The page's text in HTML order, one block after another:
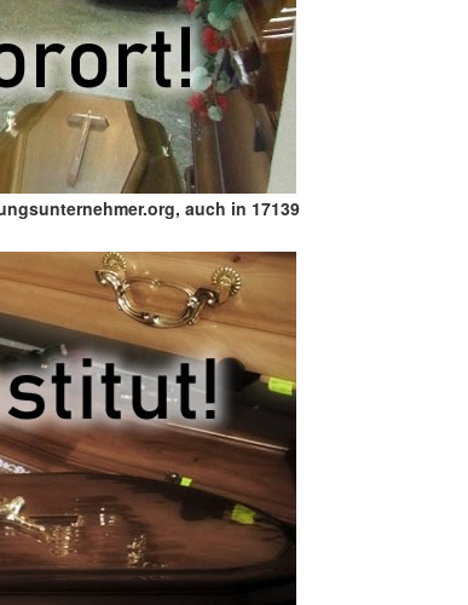
auch in 17139